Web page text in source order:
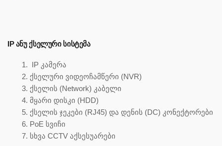
IP ᲐᲜᲣ ᲥᲡᲔᲚᲣᲠᲘ ᲡᲘᲡᲢᲔᲛᲐ
IP კამერა
ქსელური ვიდეოჩამწერი (NVR)
ქსელის (Network) კაბელი
მყარი დისკი (HDD)
ქსელის ჯეკები (RJ45) და დენის (DC) კონექტორები
PoE სვიჩი
სხვა CCTV აქსესუარები